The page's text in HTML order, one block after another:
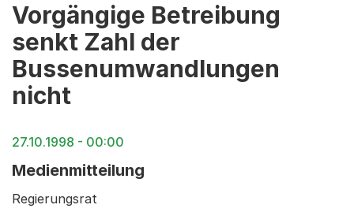
Vorgängige Betreibung
senkt Zahl der
Bussenumwandlungen
nicht
27.10.1998 - 00:00
Medienmitteilung
Regierungsrat